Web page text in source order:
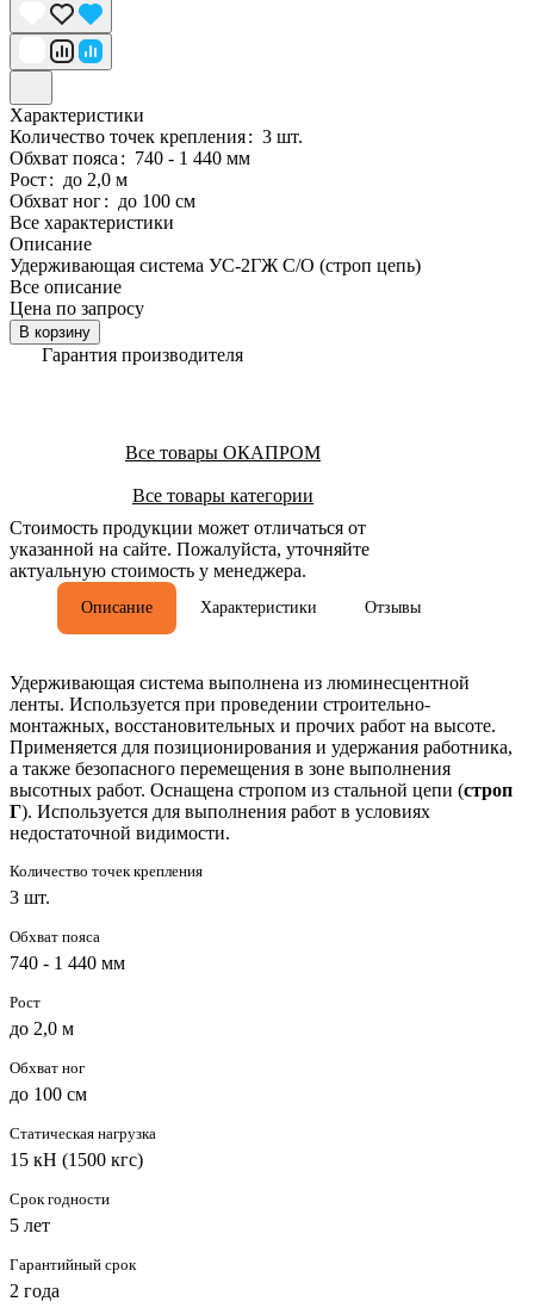
Характеристики
Количество точек крепления: 3 шт.
Обхват пояса: 740 - 1 440 мм
Рост: до 2,0 м
Обхват ног: до 100 см
Все характеристики
Описание
Удерживающая система УС-2ГЖ С/О (строп цепь)
Все описание
Цена по запросу
В корзину
Гарантия производителя
Все товары ОКАПРОМ
Все товары категории
Стоимость продукции может отличаться от
указанной на сайте. Пожалуйста, уточняйте
актуальную стоимость у менеджера.
Описание Характеристики Отзывы
Удерживающая система выполнена из люминесцентной
ленты. Используется при проведении строительно-
монтажных, восстановительных и прочих работ на высоте.
Применяется для позиционирования и удержания работника,
а также безопасного перемещения в зоне выполнения
высотных работ. Оснащена стропом из стальной цепи (строп
Г). Используется для выполнения работ в условиях
недостаточной видимости.
Количество точек крепления
3 шт.
Обхват пояса
740 - 1 440 мм
Рост
до 2,0 м
Обхват ног
до 100 см
Статическая нагрузка
15 кН (1500 кгс)
Срок годности
5 лет
Гарантийный срок
2 года